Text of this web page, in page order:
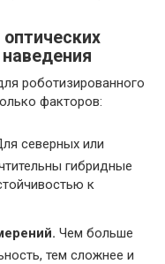
роботизированного
факторов:
северных или
гибридные
к
Чем больше
тем сложнее и